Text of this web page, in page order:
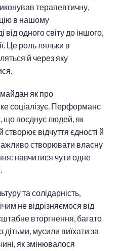
терапевтичну,
в нашому
одного світу до іншого,
Це роль ляльки в
й через яку
як про
соціалізує. Перформанс
що поєднує людей, як
створює відчуття єдності й
створювати власну
навчитися чути одне
та солідарність,
не відрізняємося від
вторгнення, багато
мусили виїхати за
як змінювалося